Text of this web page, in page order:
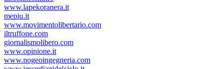
www.lapekoranera.it
mepiu.it
www.movimentolibertario.com
iltruffone.com
giornalismolibero.com
www.opinione.it
www.nogeoingegneria.com